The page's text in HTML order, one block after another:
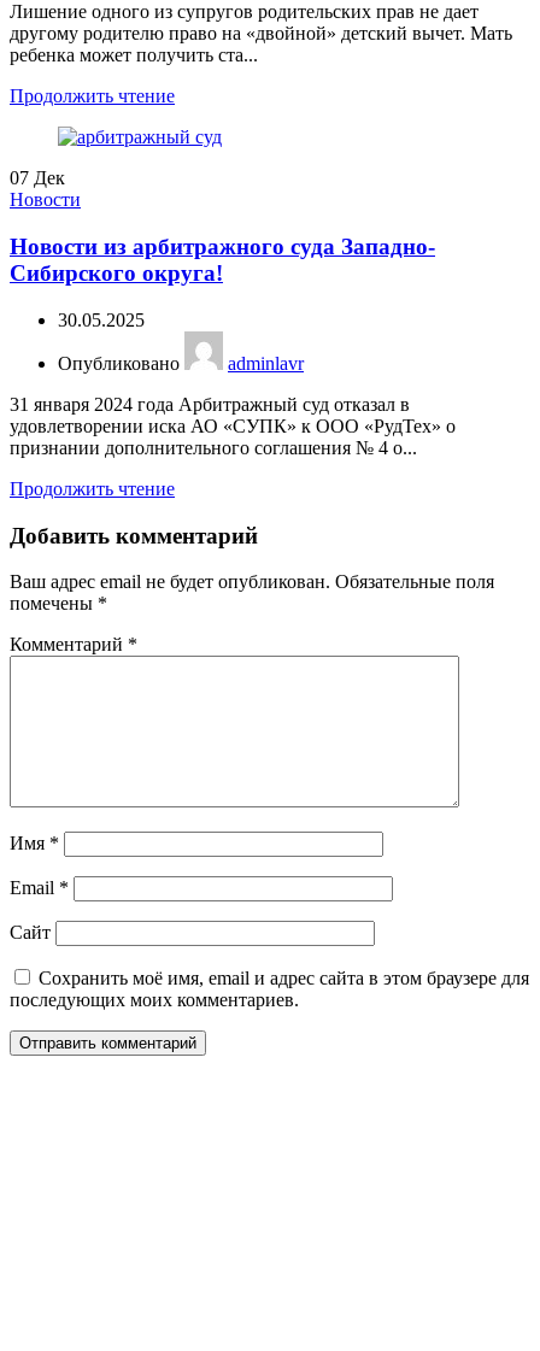
Лишение одного из супругов родительских прав не дает
другому родителю право на «двойной» детский вычет. Мать
ребенка может получить ста...
Продолжить чтение
07 Дек
Новости
Новости из арбитражного суда Западно-
Сибирского округа!
30.05.2025
Опубликовано
adminlavr
31 января 2024 года Арбитражный суд отказал в
удовлетворении иска АО «СУПК» к ООО «РудТех» о
признании дополнительного соглашения № 4 о...
Продолжить чтение
Добавить комментарий
Ваш адрес email не будет опубликован. Обязательные поля
помечены *
Комментарий *
Имя *
Email *
Сайт
Сохранить моё имя, email и адрес сайта в этом браузере для
последующих моих комментариев.